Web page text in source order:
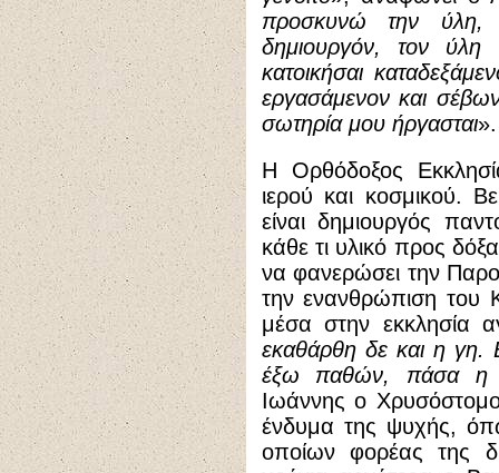
προσκυνώ την
δημιουργόν, τον
κατοικήσαι
εργασάμενον και
σωτηρία μου ήργασται».
Η Ορθόδοξος
ιερού και κοσμικού.
είναι δημιουργός
κάθε τι υλικό προς
να φανερώσει την
την ενανθρώπιση του
μέσα στην εκκλησία
εκαθάρθη δε και η γη.
έξω παθών, πάσα η
Ιωάννης ο
ένδυμα της ψυχής,
οποίων φορέας της